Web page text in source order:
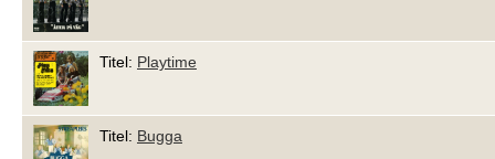
Titel: Playtime
Titel: Bugga